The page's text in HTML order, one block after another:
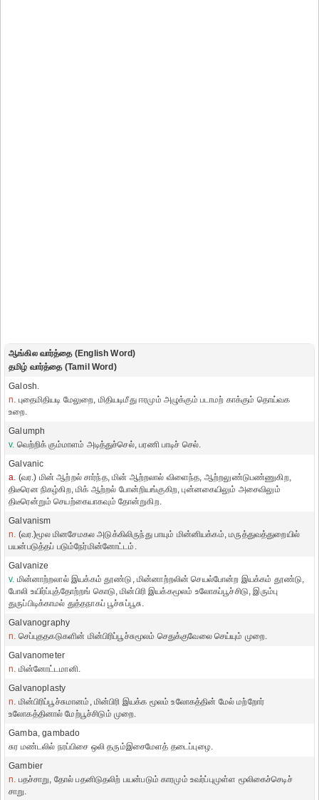
ஆங்கில வார்த்தை (English Word)
தமிழ் வார்த்தை (Tamil Word)
Galosh.
n. புதைமிதியடி மேலுறை, மிதியடிமீது ஈரமும் அழுக்கும் படாமற் காக்கும் தொய்வக
உறை.
Galumph
v. வெற்றிக் கும்மாளம் அடித்துச்செல், பரணி பாடிச் செல்.
Galvanic
a. (வர.) மின் ஆற்றல் சார்ந்த, மின் ஆற்றலால் விளைந்த, ஆற்றலுண்டுபண்ணுகிற,
திடீரென நிகழ்கிற, மிக் ஆற்றல் போன்றியங்குகிற, புன்னகையிலும் அசைவிலும்
திடீரென்றும் செயற்கையாகவும் தோன்றுகிற.
Galvanism
n. (வர.)மூல மினசேமகல அடுக்கிலிருந்து பாயும் மின்னியக்கம், மருத்துவத்துறையில்
பயன்படுத்தப் படும்நேர்மின்னோட்டம்.
Galvanize
v. மின்னாற்றலால் இயக்கம் தூண்டு, மின்னாற்றலின் செயல்போன்ற இயக்கம் தூண்டு,
போலி உயிர்ப்புத்தோற்றங் கொடு, மின்பிரி இயக்கமூலம் உலோகப்பூச்சிடு, இரும்பு
துருப்பிடிக்காமல் துத்தநாகப் பூச்சுப்பூசு.
Galvanography
n. செப்புததகடுகளின் மின்பிரிப்பூச்சுமூலம் செதுக்குவேலை செய்யும் முறை.
Galvanometer
n. மின்னோட்டமானி.
Galvanoplasty
n. மின்பிரிப்பூச்சுமானம், மின்பிரி இயக்க மூலம் உலோகத்தின் மேல் மற்றோர்
உலோகத்தினால் மேற்பூச்சிடும் முறை.
Gamba, gambado
சுர மண்டலில் நரப்பிசை ஒலி தரும்இசைமேளத் தடைப்புழை.
Gambier
n. பதச்சாறு, தோல் பதனிடுதலிற் பயன்படும் காரமும் உவர்ப்புமுள்ள மூலிகைச்செடிச்
சாறு.